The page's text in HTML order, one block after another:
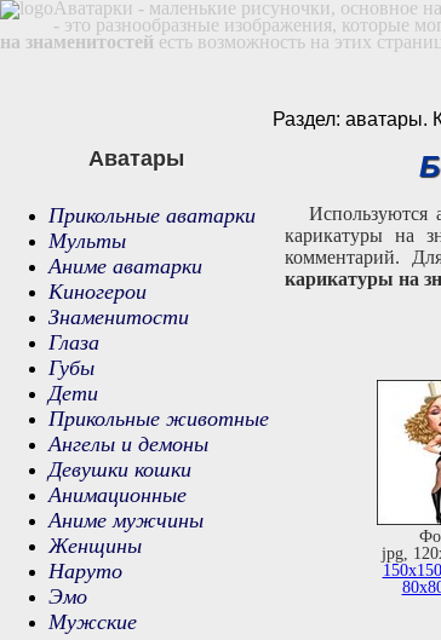
Аватарки - маленькие рисуночки, основное
- это разнообразные изображения, которые
на знаменитостей есть возможность на этих
Раздел: аватары.
Используются
карикатуры на
комментарий.
карикатуры на
jpg,
150х150
Аватары
Прикольные аватарки
Мульты
Аниме аватарки
Киногерои
Знаменитости
Глаза
Губы
Дети
Прикольные животные
Ангелы и демоны
Девушки кошки
Анимационные
Аниме мужчины
Женщины
Наруто
Эмо
Мужские